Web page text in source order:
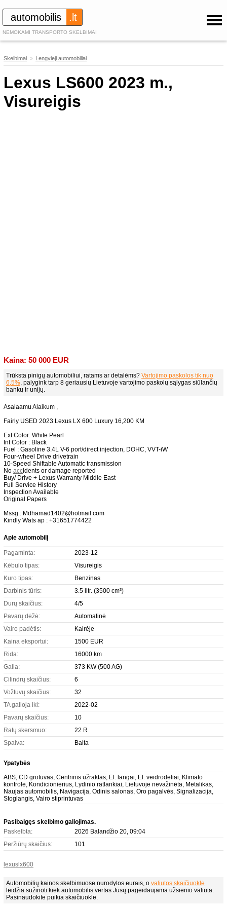
automobilis .lt
NEMOKAMI TRANSPORTO SKELBIMAI
Skelbimai » Lengvieji automobiliai
Lexus LS600 2023 m.,
Visureigis
Kaina: 50 000 EUR
Trūksta pinigų automobiliui, ratams ar detalėms? Vartojimo paskolos tik nuo
6,5%, palygink tarp 8 geriausių Lietuvoje vartojimo paskolų sąlygas siūlančių
bankų ir unijų.
Asalaamu Alaikum ,
Fairly USED 2023 Lexus LX 600 Luxury 16,200 KM
Ext Color: White Pearl
Int Color : Black
Fuel : Gasoline 3.4L V-6 port/direct injection, DOHC, VVT-iW
Four-wheel Drive drivetrain
10-Speed Shiftable Automatic transmission
No accidents or damage reported
Buy/ Drive + Lexus Warranty Middle East
Full Service History
Inspection Available
Original Papers
Mssg : Mdhamad1402@hotmail.com
Kindly Wats ap : +31651774422
Apie automobilį
Pagaminta:
2023-12
Kėbulo tipas:
Visureigis
Kuro tipas:
Benzinas
Darbinis tūris:
3.5 litr. (3500 cm³)
Durų skaičius:
4/5
Pavarų dėžė:
Automatinė
Vairo padėtis:
Kairėje
Kaina eksportui:
1500 EUR
Rida:
16000 km
Galia:
373 KW (500 AG)
Cilindrų skaičius:
6
Vožtuvų skaičius:
32
TA galioja iki:
2022-02
Pavarų skaičius:
10
Ratų skersmuo:
22 R
Spalva:
Balta
Ypatybės
ABS, CD grotuvas, Centrinis užraktas, El. langai, El. veidrodėliai, Klimato
kontrolė, Kondicionierius, Lydinio ratlankiai, Lietuvoje nevažinėta, Metalikas,
Naujas automobilis, Navigacija, Odinis salonas, Oro pagalvės, Signalizacija,
Stoglangis, Vairo stiprintuvas
Pasibaigęs skelbimo galiojimas.
Paskelbta:
2026 Balandžio 20, 09:04
Peržiūrų skaičius:
101
lexuslx600
Automobilių kainos skelbimuose nurodytos eurais, o valiutos skaičiuoklė
leidžia sužinoti kiek automobilis vertas Jūsų pageidaujama užsienio valiuta.
Pasinaudokite puikia skaičiuokle.